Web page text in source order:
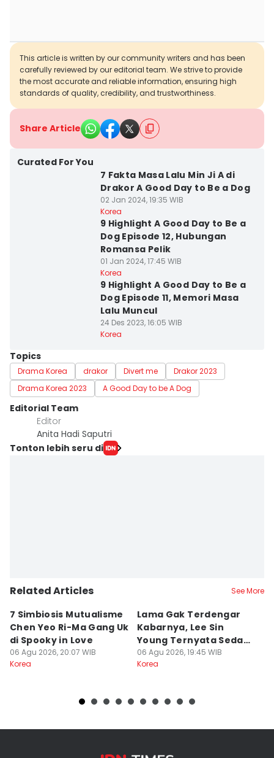
This article is written by our community writers and has been
carefully reviewed by our editorial team. We strive to provide
the most accurate and reliable information, ensuring high
standards of quality, credibility, and trustworthiness.
Share Article
Curated For You
7 Fakta Masa Lalu Min Ji A di
Drakor A Good Day to Be a Dog
02 Jan 2024, 19:35 WIB
Korea
9 Highlight A Good Day to Be a
Dog Episode 12, Hubungan
Romansa Pelik
01 Jan 2024, 17:45 WIB
Korea
9 Highlight A Good Day to Be a
Dog Episode 11, Memori Masa
Lalu Muncul
24 Des 2023, 16:05 WIB
Korea
Topics
Drama Korea drakor Divert me
Drakor 2023
Drama Korea 2023
A Good Day to be A Dog
Editorial Team
Editor
Anita Hadi Saputri
Tonton lebih seru di
Related Articles See More
7 Simbiosis Mutualisme
Chen Yeo Ri-Ma Gang Uk
di Spooky in Love
06 Agu 2026, 20:07 WIB
Korea
Lama Gak Terdengar
Kabarnya, Lee Sin
Young Ternyata Sedang
Wamil
06 Agu 2026, 19:45 WIB
Korea